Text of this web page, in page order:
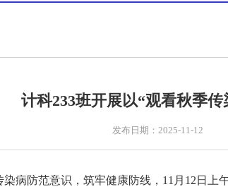
计科233班开展以“观看秋季
发布日期：2025-11-12
病防范意识，筑牢健康防线，11月12日上